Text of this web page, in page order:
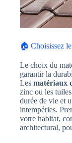
🏠 Choisissez
Le choix du
garantir la
Les matériaux
zinc ou les
durée de vie et
intempéries.
votre habitat,
architectural,